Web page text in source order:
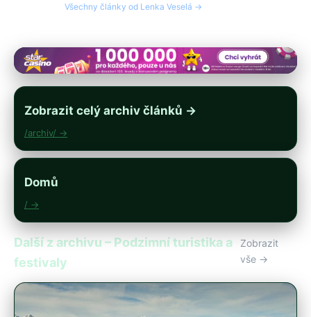
Všechny články od Lenka Veselá →
Zobrazit celý archiv článků →
/archiv/ →
Domů
/ →
Další z archivu – Podzimní turistika a
festivaly
Zobrazit
vše →